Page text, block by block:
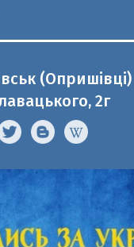
(Опришівці)
2г